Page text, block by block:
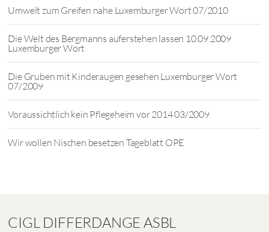
Umwelt zum Greifen nahe Luxemburger Wort 07/2010
Die Welt des Bergmanns auferstehen lassen 10.09.2009
Luxemburger Wort
Die Gruben mit Kinderaugen gesehen Luxemburger Wort
07/2009
Voraussichtlich kein Pflegeheim vor 2014 03/2009
Wir wollen Nischen besetzen Tageblatt OPE
CIGL DIFFERDANGE ASBL